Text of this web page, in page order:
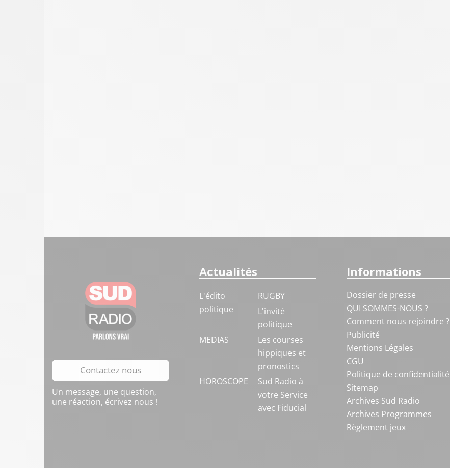
Contactez nous
Un message, une question,
une réaction, écrivez nous !
Actualités
L'édito
politique
RUGBY
L'invité
politique
MEDIAS
Les courses
hippiques et
pronostics
HOROSCOPE
Sud Radio à
votre Service
avec Fiducial
Informations
Dossier de presse
QUI SOMMES-NOUS ?
Comment nous rejoindre ?
Publicité
Mentions Légales
CGU
Politique de confidentialité
Sitemap
Archives Sud Radio
Archives Programmes
Règlement jeux